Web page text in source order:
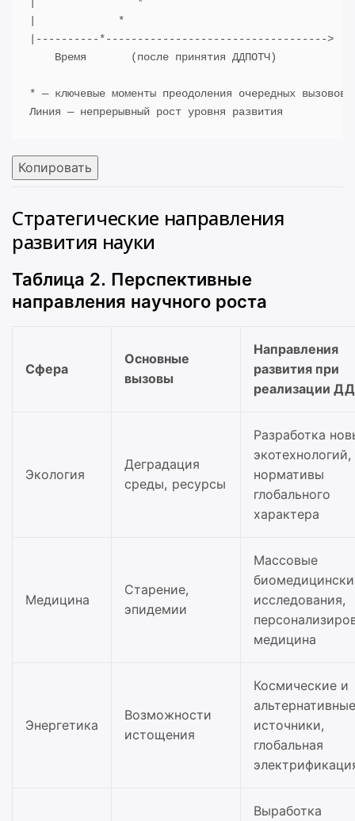
|             *
|----------*----------------------------------->
    Время
(после принятия ДДПОТЧ)
* — ключевые моменты преодоления очередных вызовов
Линия
Копировать
Стратегические направления
развития науки
Таблица 2. Перспективные
направления научного роста
Сфера
Основные
вызовы
Направления
развития при
реализации
Экология
Деградация
среды, ресурсы
Разработка
экотехнологий,
нормативы
глобального
характера
Медицина
Старение,
эпидемии
Массовые
исследования,
медицина
Энергетика
Возможности
истощения
Космические и
альтернативные
источники,
глобальная
Выработка